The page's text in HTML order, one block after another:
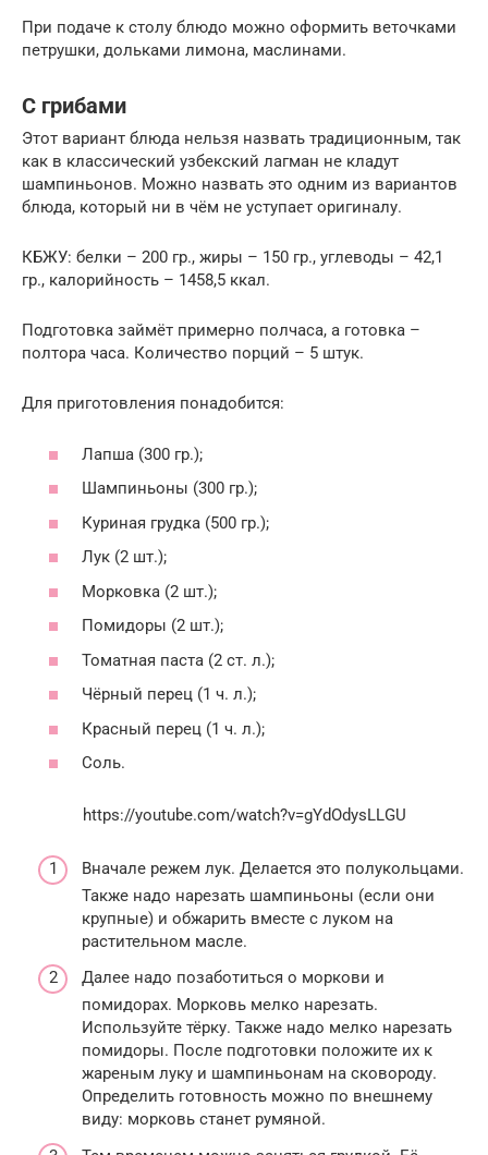
При подаче к столу блюдо можно оформить веточками
петрушки, дольками лимона, маслинами.
С грибами
Этот вариант блюда нельзя назвать традиционным, так
как в классический узбекский лагман не кладут
шампиньонов. Можно назвать это одним из вариантов
блюда, который ни в чём не уступает оригиналу.
КБЖУ: белки – 200 гр., жиры – 150 гр., углеводы – 42,1
гр., калорийность – 1458,5 ккал.
Подготовка займёт примерно полчаса, а готовка –
полтора часа. Количество порций – 5 штук.
Для приготовления понадобится:
Лапша (300 гр.);
Шампиньоны (300 гр.);
Куриная грудка (500 гр.);
Лук (2 шт.);
Морковка (2 шт.);
Помидоры (2 шт.);
Томатная паста (2 ст. л.);
Чёрный перец (1 ч. л.);
Красный перец (1 ч. л.);
Соль.
https://youtube.com/watch?v=gYdOdysLLGU
Вначале режем лук. Делается это полукольцами.
Также надо нарезать шампиньоны (если они
крупные) и обжарить вместе с луком на
растительном масле.
Далее надо позаботиться о моркови и
помидорах. Морковь мелко нарезать.
Используйте тёрку. Также надо мелко нарезать
помидоры. После подготовки положите их к
жареным луку и шампиньонам на сковороду.
Определить готовность можно по внешнему
виду: морковь станет румяной.